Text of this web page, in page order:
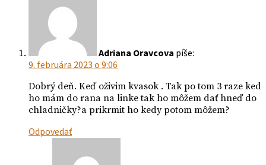
Adriana Oravcova píše:
9. februára 2023 o 9:06
Dobrý deň. Keď oživim kvasok . Tak po tom 3 raze ked
ho mám do rana na linke tak ho môžem dať hneď do
chladničky?a prikrmit ho kedy potom môžem?
Odpovedať